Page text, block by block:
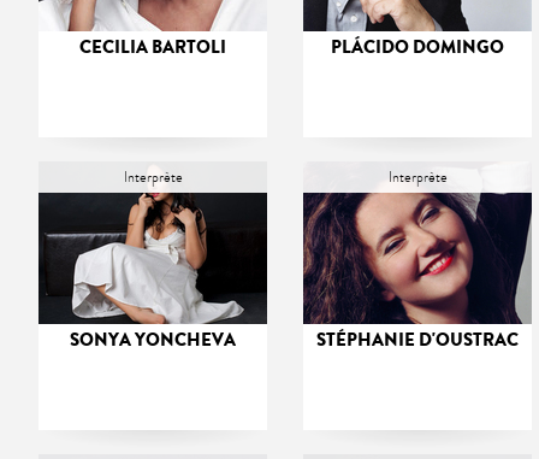
CECILIA BARTOLI PLÁCIDO DOMINGO
Interprète
SONYA YONCHEVA
Interprète
STÉPHANIE D'OUSTRAC